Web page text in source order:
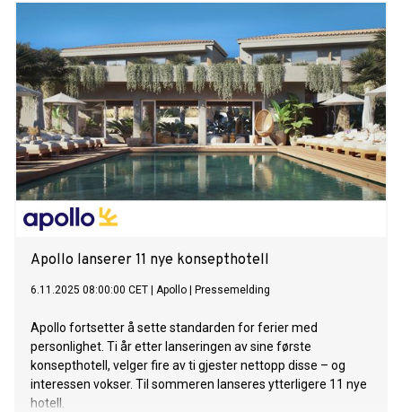
Apollo lanserer 11 nye konsepthotell
6.11.2025 08:00:00 CET Apollo Pressemelding
Apollo fortsetter å sette standarden for ferier med
personlighet. Ti år etter lanseringen av sine første
konsepthotell, velger fire av ti gjester nettopp disse – og
interessen vokser. Til sommeren lanseres ytterligere 11 nye
hotell.